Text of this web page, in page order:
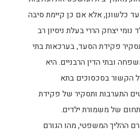
כלשונן, אלא אם כן קיימת סיבה
נומי יצחק הררי בעלת ניסיון רב
פקידת הסעד, בערכאות בתי
ובתי הדין הרבניים. היא
הקשור בסכסוכים בתא
התערבות ותסקיר של פקידת
של משמורת ילדים.
ההליך המשפטי, מהו הגורם